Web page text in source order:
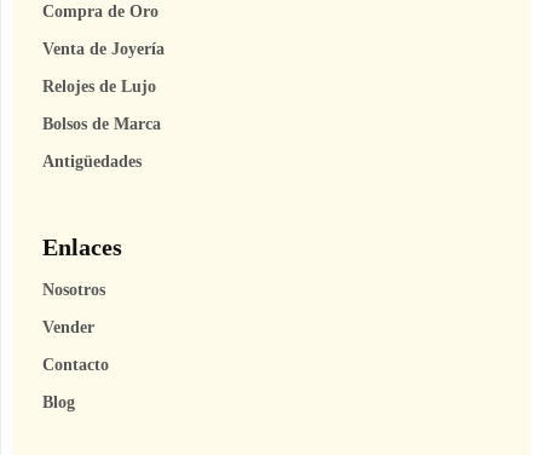
Compra de Oro
Venta de Joyería
Relojes de Lujo
Bolsos de Marca
Antigüedades
Enlaces
Nosotros
Vender
Contacto
Blog